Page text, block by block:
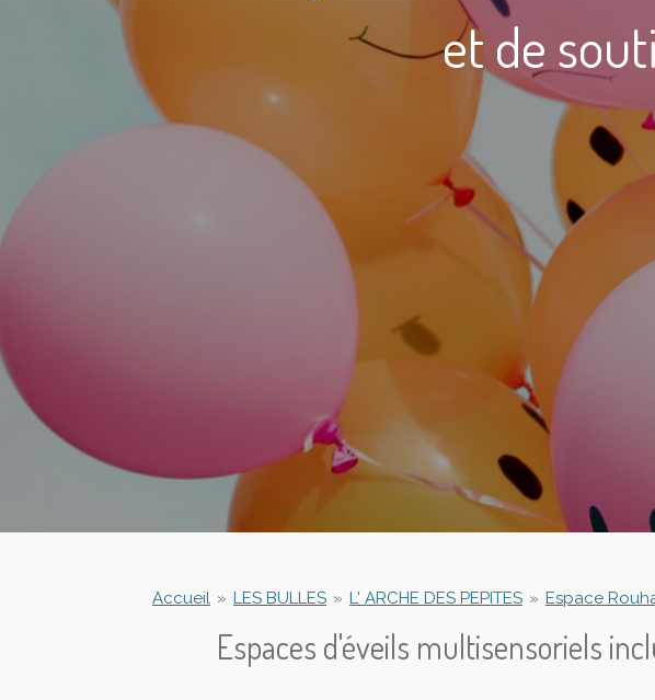
et de
Accueil » LES BULLES » L' ARCHE DES PEPITES » Espace
Espaces d'éveils multisensoriels